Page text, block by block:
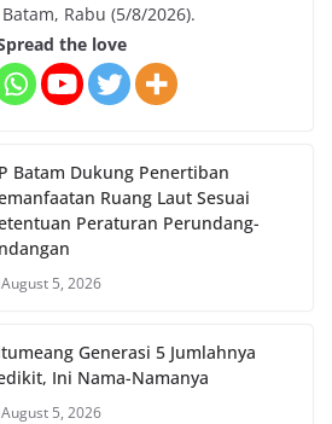
Rabu (5/8/2026).
the love
Batam Dukung Penertiban
Ruang Laut Sesuai
Peraturan Perundang-
August 5, 2026
Generasi 5 Jumlahnya
Ini Nama-Namanya
August 5, 2026